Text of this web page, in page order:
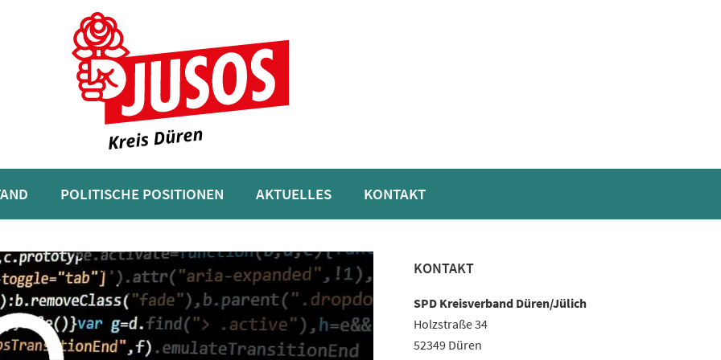
POLITISCHE POSITIONEN AKTUELLES KONTAKT
Haupt-
Sidebar
KONTAKT
SPD Kreisverband Düren/Jülich
Holzstraße 34
52349 Düren